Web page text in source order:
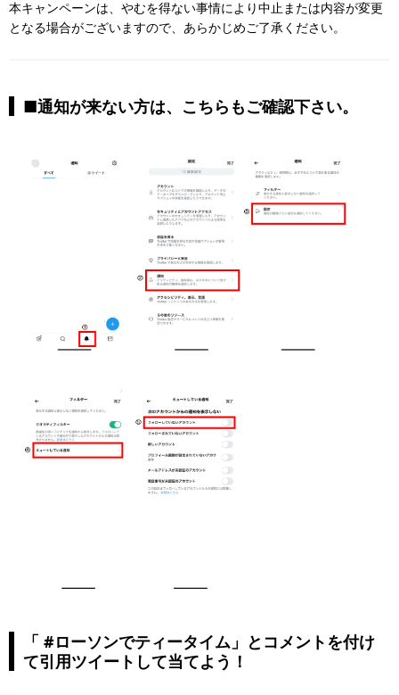
本キャンペーンは、やむを得ない事情により中止または内容が変更
となる場合がございますので、あらかじめご了承ください。
■通知が来ない方は、こちらもご確認下さい。
「 #ローソンでティータイム」とコメントを付け
て引用ツイートして当てよう！